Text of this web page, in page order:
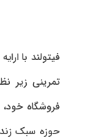
فیتولند با ارایه
تمرینیزیر
فروشگاه
حوزه سبک